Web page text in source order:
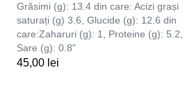
Grăsimi (g): 13.4 din care: Acizi grași
saturați (g) 3.6, Glucide (g): 12.6 din
care:Zaharuri (g): 1, Proteine (g): 5.2,
Sare (g): 0.8"
45,00 lei